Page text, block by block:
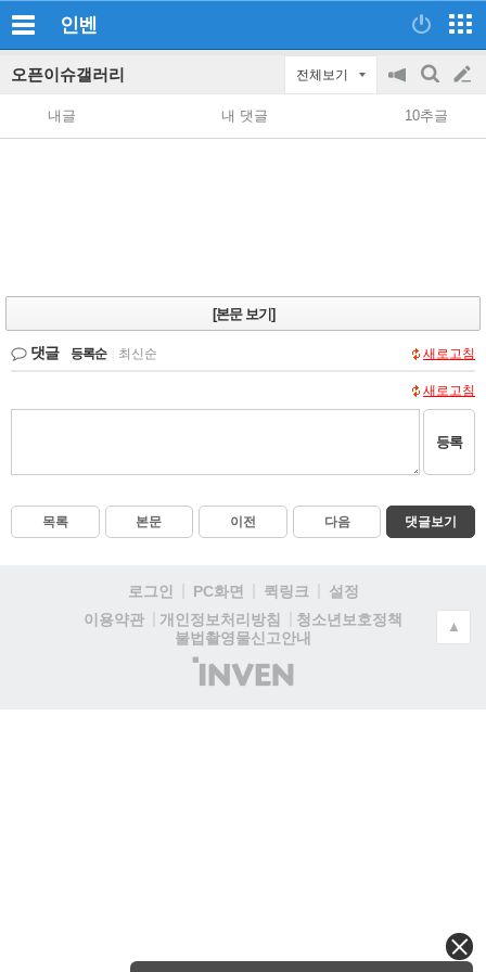
인벤
오픈이슈갤러리 전체보기
공
지
on/off
검
색
글
쓰
내글 내 댓글 10추글
[본문 보기]
댓글 등록순 최신순 새로고침
새로고침
등록
목록 본문 이전 다음 댓글보기
로그인 PC화면 퀵링크
설정
이용약관
개인정보처리방침
청소년보호정책
불법촬영물신고안내
(주)
인
▲